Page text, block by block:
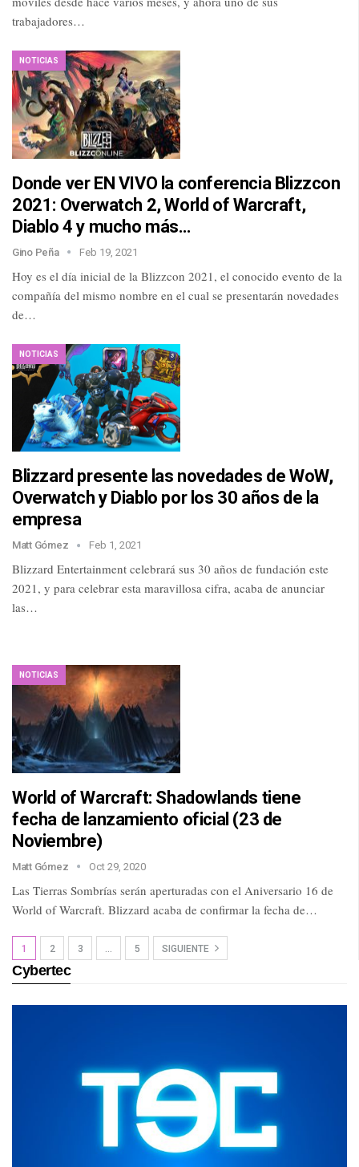
trabajadores…
NOTICIAS
Donde ver EN VIVO la conferencia Blizzcon
2021: Overwatch 2, World of Warcraft,
Diablo 4 y mucho más…
Gino Peña Feb 19, 2021
Hoy es el día inicial de la Blizzcon 2021, el conocido evento de la
compañía del mismo nombre en el cual se presentarán novedades
de…
NOTICIAS
Blizzard presente las novedades de WoW,
Overwatch y Diablo por los 30 años de la
empresa
Matt Gómez Feb 1, 2021
Blizzard Entertainment celebrará sus 30 años de fundación este
2021, y para celebrar esta maravillosa cifra, acaba de anunciar
las…
NOTICIAS
World of Warcraft: Shadowlands tiene
fecha de lanzamiento oficial (23 de
Noviembre)
Matt Gómez Oct 29, 2020
Las Tierras Sombrías serán aperturadas con el Aniversario 16 de
World of Warcraft. Blizzard acaba de confirmar la fecha de…
1 2 3 5 SIGUIENTE
Cybertec